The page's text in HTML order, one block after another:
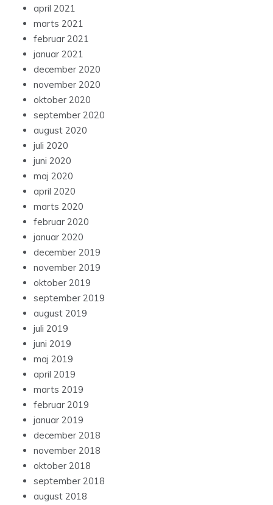
april 2021
marts 2021
februar 2021
januar 2021
december 2020
november 2020
oktober 2020
september 2020
august 2020
juli 2020
juni 2020
maj 2020
april 2020
marts 2020
februar 2020
januar 2020
december 2019
november 2019
oktober 2019
september 2019
august 2019
juli 2019
juni 2019
maj 2019
april 2019
marts 2019
februar 2019
januar 2019
december 2018
november 2018
oktober 2018
september 2018
august 2018